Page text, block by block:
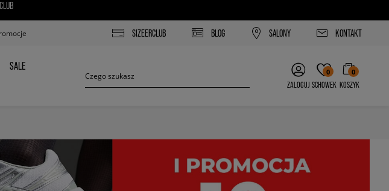
SIZEERCLUB BLOG SALONY KONTAKT
SALE
SALE
ZALOGUJ
0
SCHOWEK
0
KOSZYK